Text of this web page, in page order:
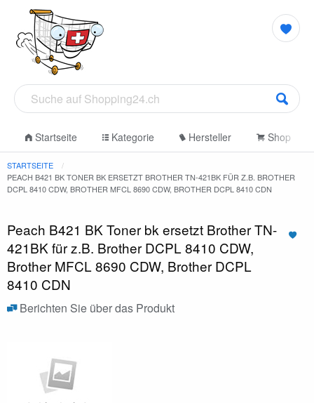
Startseite Kategorie Hersteller Shop
STARTSEITE
PEACH B421 BK TONER BK ERSETZT BROTHER TN-421BK FÜR Z.B. BROTHER
DCPL 8410 CDW, BROTHER MFCL 8690 CDW, BROTHER DCPL 8410 CDN
Peach B421 BK Toner bk ersetzt Brother TN-
421BK für z.B. Brother DCPL 8410 CDW,
Brother MFCL 8690 CDW, Brother DCPL
8410 CDN
Berichten Sie über das Produkt